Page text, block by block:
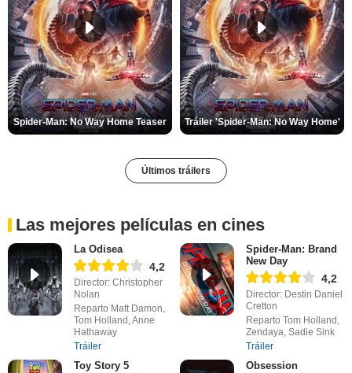
Spider-Man: No Way Home Teaser Tráiler 'Spider-Man: No Way Home'
Últimos tráilers
Las mejores películas en cines
La Odisea
4,2
Director: Christopher
Nolan
Reparto Matt Damon,
Tom Holland, Anne
Hathaway
Tráiler
Spider-Man: Brand
New Day
4,2
Director: Destin Daniel
Cretton
Reparto Tom Holland,
Zendaya, Sadie Sink
Tráiler
Toy Story 5 Obsession